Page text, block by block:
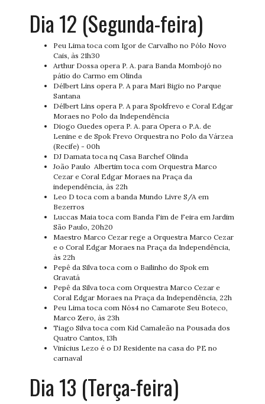
Dia 12 (Segunda-feira)
Peu Lima toca com Igor de Carvalho no Pólo Novo
Cais, às 21h30
Arthur Dossa opera P. A. para Banda Mombojó no
pátio do Carmo em Olinda
Délbert Lins opera P. A para Mari Bigio no Parque
Santana
Délbert Lins opera P. A para Spokfrevo e Coral Edgar
Moraes no Polo da Independência
Diogo Guedes opera P. A. para Opera o P.A. de
Lenine e de Spok Frevo Orquestra no Polo da Várzea
(Recife) - 00h
DJ Damata toca nq Casa Barchef Olinda
João Paulo Albertim toca com Orquestra Marco
Cezar e Coral Edgar Moraes na Praça da
independência, às 22h
Leo D toca com a banda Mundo Livre S/A em
Bezerros
Luccas Maia toca com Banda Fim de Feira em Jardim
São Paulo, 20h20
Maestro Marco Cezar rege a Orquestra Marco Cezar
e o Coral Edgar Moraes na Praça da Independência,
às 22h
Pepê da Silva toca com o Bailinho do Spok em
Gravatá
Pepê da Silva toca com Orquestra Marco Cezar e
Coral Edgar Moraes na Praça da Independência, 22h
Peu Lima toca com Nós4 no Camarote Seu Boteco,
Marco Zero, às 23h
Tiago Silva toca com Kid Camaleão na Pousada dos
Quatro Cantos, 13h
Vinícius Lezo é o DJ Residente na casa do PE no
carnaval
Dia 13 (Terça-feira)